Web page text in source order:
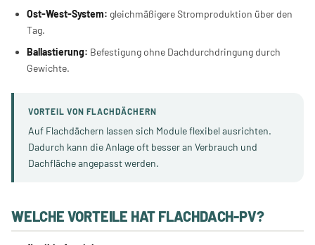
Ost-West-System: gleichmäßigere Stromproduktion über den
Tag.
Ballastierung: Befestigung ohne Dachdurchdringung durch
Gewichte.
VORTEIL VON FLACHDÄCHERN
Auf Flachdächern lassen sich Module flexibel ausrichten.
Dadurch kann die Anlage oft besser an Verbrauch und
Dachfläche angepasst werden.
WELCHE VORTEILE HAT FLACHDACH-PV?